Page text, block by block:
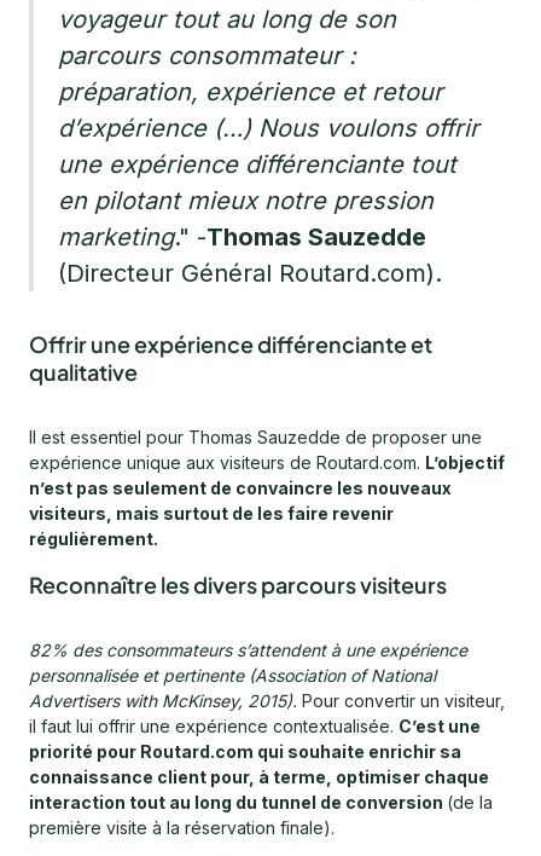
voyageur tout au long de son
parcours consommateur :
préparation, expérience et retour
d’expérience (…) Nous voulons offrir
une expérience différenciante tout
en pilotant mieux notre pression
marketing." -Thomas Sauzedde
(Directeur Général Routard.com).
Offrir une expérience différenciante et
qualitative
Il est essentiel pour Thomas Sauzedde de proposer une
expérience unique aux visiteurs de Routard.com. L’objectif
n’est pas seulement de convaincre les nouveaux
visiteurs, mais surtout de les faire revenir
régulièrement.
Reconnaître les divers parcours visiteurs
82% des consommateurs s’attendent à une expérience
personnalisée et pertinente (Association of National
Advertisers with McKinsey, 2015). Pour convertir un visiteur,
il faut lui offrir une expérience contextualisée. C’est une
priorité pour Routard.com qui souhaite enrichir sa
connaissance client pour, à terme, optimiser chaque
interaction tout au long du tunnel de conversion (de la
première visite à la réservation finale).